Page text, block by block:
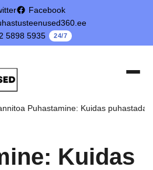
5898 5935
24/7
Facebook
Puhastamine: Kuidas puhastada?
Kuidas